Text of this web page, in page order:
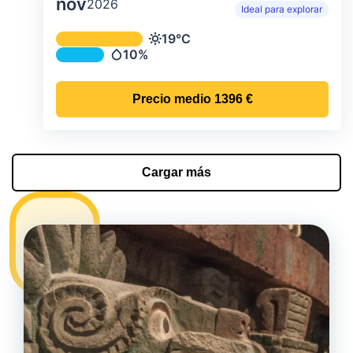
2026 Ideal para explorar
Temperatura y precipitación media
Temperatura
19°C
Precipitación
10%
Precio medio 1396 €
Cargar más